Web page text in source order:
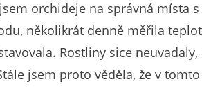
orchideje na správná místa
několikrát denně měřila
Rostliny sice
jsem proto věděla, že v